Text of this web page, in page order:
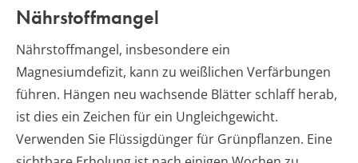
Nährstoffmangel
Nährstoffmangel, insbesondere ein
Magnesiumdefizit, kann zu weißlichen Verfärbungen
führen. Hängen neu wachsende Blätter schlaff herab,
ist dies ein Zeichen für ein Ungleichgewicht.
Verwenden Sie Flüssigdünger für Grünpflanzen. Eine